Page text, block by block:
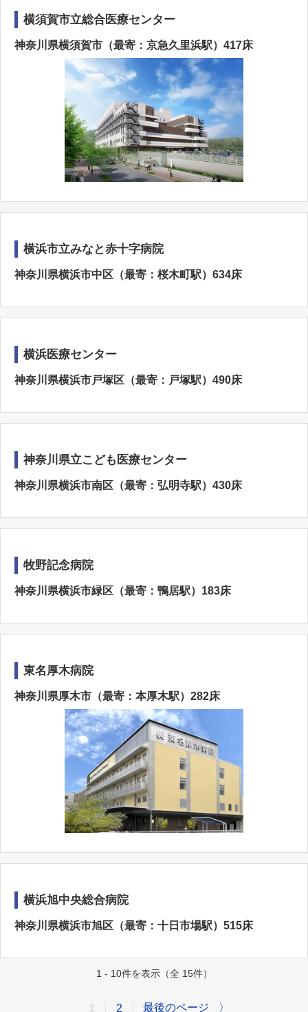
横須賀市立総合医療センター
神奈川県横須賀市（最寄：京急久里浜駅）417床
横浜市立みなと赤十字病院
神奈川県横浜市中区（最寄：桜木町駅）634床
横浜医療センター
神奈川県横浜市戸塚区（最寄：戸塚駅）490床
神奈川県立こども医療センター
神奈川県横浜市南区（最寄：弘明寺駅）430床
牧野記念病院
神奈川県横浜市緑区（最寄：鴨居駅）183床
東名厚木病院
神奈川県厚木市（最寄：本厚木駅）282床
横浜旭中央総合病院
神奈川県横浜市旭区（最寄：十日市場駅）515床
1 - 10件を表示（全 15件）
2 最後のページ 〉